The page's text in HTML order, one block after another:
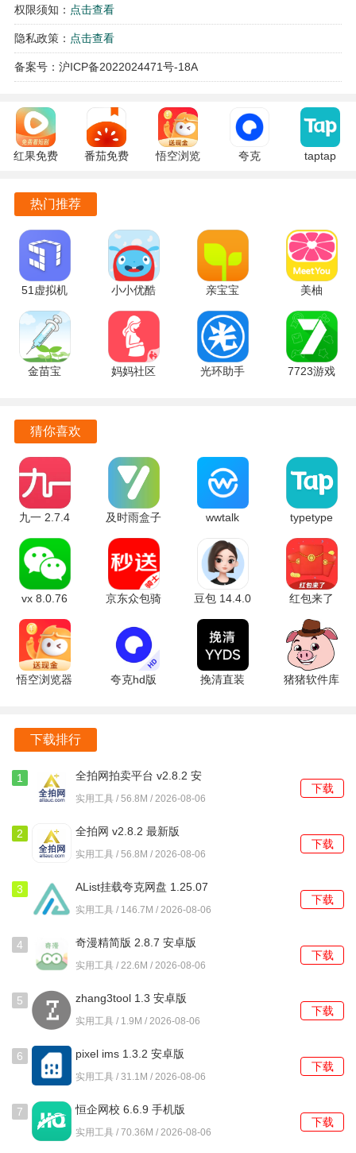
节省绘图时间，提高绘图效率。
CAD软件还支持多种文件格式的导入和导出，用户可以方便
地在手机上查看和编辑DWG文件，实现CAD图纸的互通互
联。
CAD软件功能
CAD是一款功能强大、操作简便的CAD制图应用软件，为用
程制图、机械制图等工作。
无论是专业工程师、设计师还是普通用户，都可以通过CAD
软件在手机上轻松进行CAD制图操作，实现图纸的查看、编
辑和分享，提高工作效率，实现更好的设计效果。
能，助力用户更好地进行CAD制图工作。
权限须知： 点击查看
隐私政策： 点击查看
备案号：沪ICP备2022024471号-18A
红果免费
7.2.9.32
官方版
番茄免费
7.2.9.32
悟空浏览
夸克
taptap
热门推荐
51虚拟机
1.3.1.3.40-
64cnfn 官
方版
小小优酷
5.5.0 官方
版
亲宝宝
11.14.7 手
机版
美柚
9.09.0.0 最
新版
金苗宝
妈妈社区
光环助手
7723游戏
猜你喜欢
九一 2.7.4
安卓版
及时雨盒子
1.1.1 安卓
版
wwtalk
3.6.5 手机
版
typetype
2.96.8-
rel#100000
安卓版
vx 8.0.76
官方版
京东众包骑
最新版
豆包 14.4.0
官方版
红包来了
2.2.1 安卓
版
悟空浏览器
安卓版
夸克hd版
挽清直装
猪猪软件库
下载排行
1
全拍网拍卖平台 v2.8.2 安
卓版
实用工具 / 56.8M / 2026-08-06
下载
2 全拍网 v2.8.2 最新版
实用工具 / 56.8M / 2026-08-06
下载
3
AList挂载夸克网盘 1.25.07
安卓版
实用工具 / 146.7M / 2026-08-06
下载
4 奇漫精简版 2.8.7 安卓版
实用工具 / 22.6M / 2026-08-06
下载
5 zhang3tool 1.3 安卓版
实用工具 / 1.9M / 2026-08-06
下载
6 pixel ims 1.3.2 安卓版
实用工具 / 31.1M / 2026-08-06
下载
7 恒企网校 6.6.9 手机版
实用工具 / 70.36M / 2026-08-06
下载